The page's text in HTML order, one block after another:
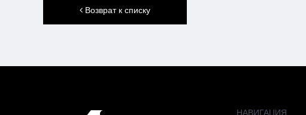
Возврат к списку
НАВИГАЦИЯ